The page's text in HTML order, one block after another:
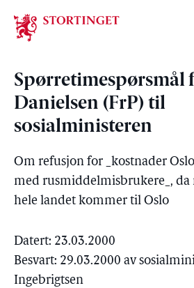
Stortinget.no
Spørretimespørsmål
Danielsen (FrP) til
sosialministeren
Om refusjon for _kostnader
med rusmiddelmisbrukere_, da
hele landet kommer til Oslo
Datert: 23.03.2000
Besvart: 29.03.2000 av
Ingebrigtsen